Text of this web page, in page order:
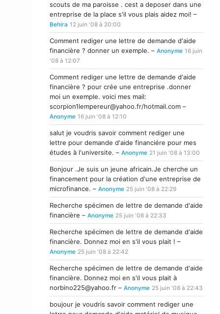
scouts de ma paroisse . cest a deposer dans une
entreprise de la place s'il vous plais aidez moi! –
Behira 12 juin '08 à 20:00
Comment rediger une lettre de demande d'aide
financière ? donner un exemple. – Anonyme 16 juin
'08 à 12:07
Comment rediger une lettre de demande d'aide
financière ? pour crée une entreprise .donner
moi un exemple. voici mes mail:
scorpion1lempereur@yahoo.fr/hotmail.com –
Anonyme 16 juin '08 à 12:10
salut je voudris savoir comment rediger une
lettre pour demande d'aide financiére pour mes
études à l'universite. – Anonyme 21 juin '08 à 13:00
Bonjour .Je suis un jeune africain.Je cherche un
financement pour la création d'une entreprise de
microfinance. – Anonyme 25 juin '08 à 22:29
Recherche spécimen de lettre de demande d'aide
financière – Anonyme 25 juin '08 à 22:33
Recherche spécimen de lettre de demande d'aide
financière. Donnez moi en s'il vous plait ! –
Anonyme 25 juin '08 à 22:42
Recherche spécimen de lettre de demande d'aide
financière. Donnez moi en s'il vous plait à
norbino225@yahoo.fr– Anonyme 25 juin '08 à 22:43
boujour je voudris savoir comment rediger une